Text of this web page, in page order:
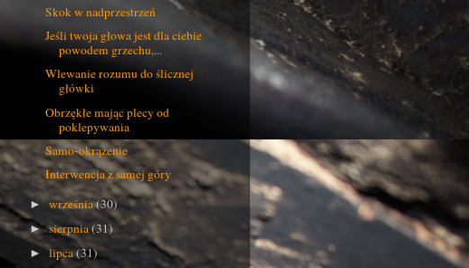
Skok w nadprzestrzeń
Jeśli twoja głowa jest dla ciebie
powodem grzechu,...
Wlewanie rozumu do ślicznej
główki
Obrzękłe mając plecy od
poklepywania
Samo-okrążenie
Interwencja z samej góry
►września(30)
►sierpnia(31)
►lipca(31)